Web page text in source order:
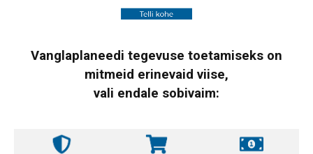
Vanglaplaneedi tegevuse toetamiseks on
mitmeid erinevaid viise,
vali endale sobivaim: